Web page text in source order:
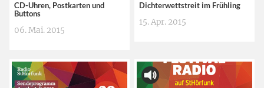
CD-Uhren, Postkarten und
Buttons
06. Mai. 2015
Dichterwettstreit im Frühling
15. Apr. 2015